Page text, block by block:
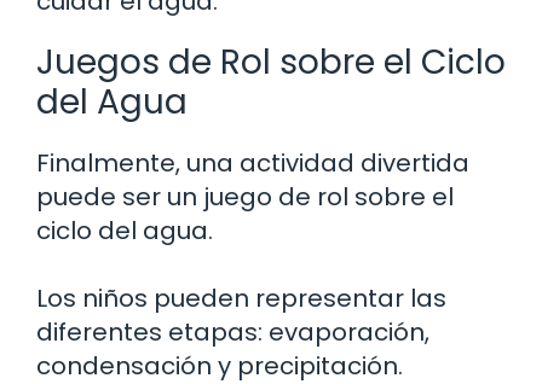
Juegos de Rol sobre el Ciclo
del Agua
Finalmente, una actividad divertida
puede ser un juego de rol sobre el
ciclo del agua.
Los niños pueden representar las
diferentes etapas: evaporación,
condensación y precipitación.